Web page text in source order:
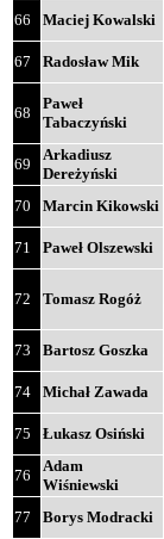
66 Maciej Kowalski
67
Radosław Mik
68
Paweł
Tabaczyński
69
Arkadiusz
Dereżyński
70 Marcin Kikowski
71 Paweł Olszewski
72 Tomasz Rogóż
73
Bartosz Goszka
74
Michał Zawada
75
Łukasz Osiński
76
Adam
Wiśniewski
77
Borys Modracki